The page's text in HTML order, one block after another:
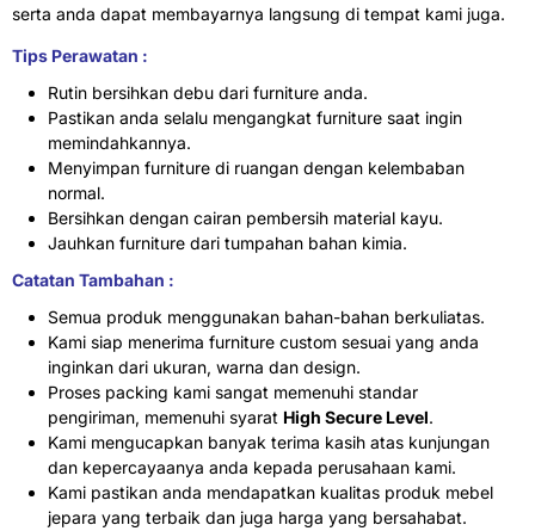
serta anda dapat membayarnya langsung di tempat kami juga.
Tips Perawatan :
Rutin bersihkan debu dari furniture anda.
Pastikan anda selalu mengangkat furniture saat ingin
memindahkannya.
Menyimpan furniture di ruangan dengan kelembaban
normal.
Bersihkan dengan cairan pembersih material kayu.
Jauhkan furniture dari tumpahan bahan kimia.
Catatan Tambahan :
Semua produk menggunakan bahan-bahan berkuliatas.
Kami siap menerima furniture custom sesuai yang anda
inginkan dari ukuran, warna dan design.
Proses packing kami sangat memenuhi standar
pengiriman, memenuhi syarat High Secure Level.
Kami mengucapkan banyak terima kasih atas kunjungan
dan kepercayaanya anda kepada perusahaan kami.
Kami pastikan anda mendapatkan kualitas produk mebel
jepara yang terbaik dan juga harga yang bersahabat.